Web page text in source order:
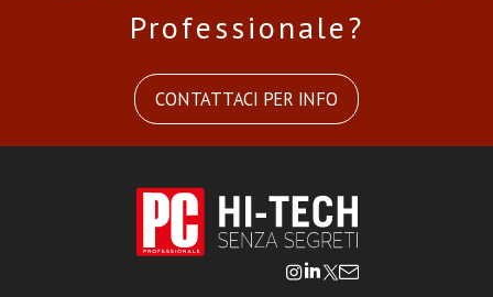
Professionale?
CONTATTACI PER INFO